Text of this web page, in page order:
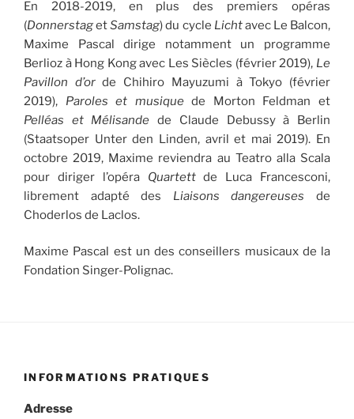
En 2018-2019, en plus des premiers opéras
(DonnerstagetSamstag) du cycle Lichtavec Le Balcon,
Maxime Pascal dirige notamment un programme
Berlioz à Hong Kong avec Les Siècles (février 2019), Le
Pavillon d’orde Chihiro Mayuzumi à Tokyo (février
2019), Paroles et musiquede Morton Feldman et
Pelléas et Mélisandede Claude Debussy à Berlin
(Staatsoper Unter den Linden, avril et mai 2019). En
octobre 2019, Maxime reviendra au Teatro alla Scala
pour diriger l’opéra Quartettde Luca Francesconi,
librement adapté des Liaisons dangereusesde
Choderlos de Laclos.
Maxime Pascal est un des conseillers musicaux de la
Fondation Singer-Polignac.
INFORMATIONS PRATIQUES
Adresse